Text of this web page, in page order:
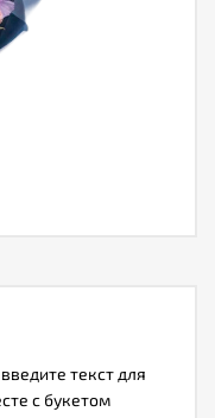
текст для
с букетом